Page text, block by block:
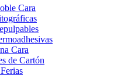
Cara
Cara
de Cartón